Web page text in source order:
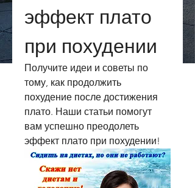
эффект плато
при похудении
Получите идеи и советы по
тому, как продолжить
похудение после достижения
плато. Наши статьи помогут
вам успешно преодолеть
эффект плато при похудении!